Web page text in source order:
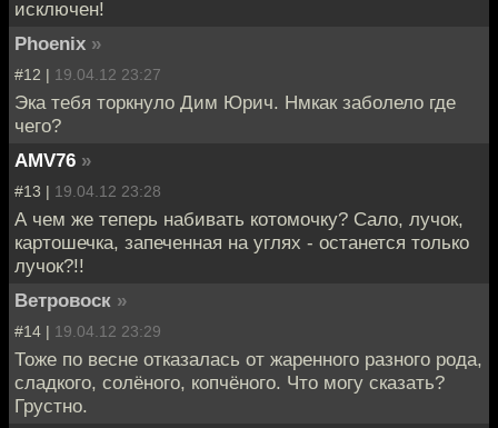
исключен!
Phoenix »
#12 | 19.04.12 23:27
Эка тебя торкнуло Дим Юрич. Нмкак заболело где
чего?
AMV76 »
#13 | 19.04.12 23:28
А чем же теперь набивать котомочку? Сало, лучок,
картошечка, запеченная на углях - останется только
лучок?!!
Ветровоск »
#14 | 19.04.12 23:29
Тоже по весне отказалась от жаренного разного рода,
сладкого, солёного, копчёного. Что могу сказать?
Грустно.